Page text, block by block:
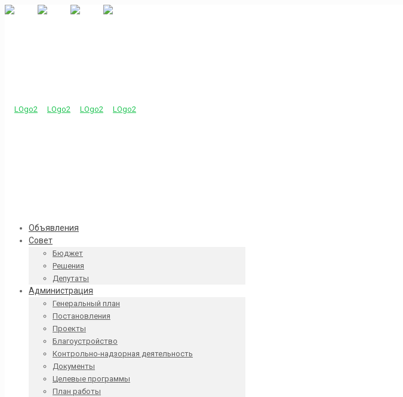
Объявления
Совет
Бюджет
Решения
Депутаты
Администрация
Генеральный план
Постановления
Проекты
Благоустройство
Контрольно-надзорная деятельность
Документы
Целевые программы
План работы